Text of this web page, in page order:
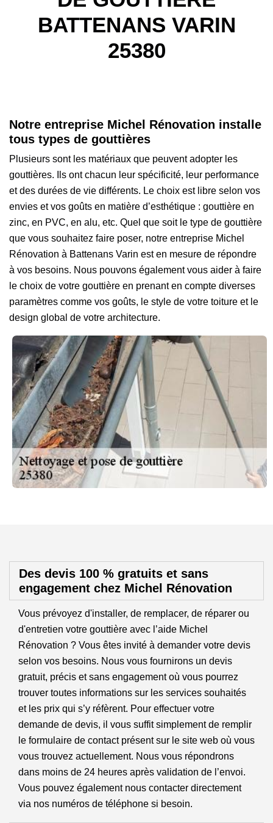
BATTENANS VARIN
25380
Notre entreprise Michel Rénovation installe
tous types de gouttières
Plusieurs sont les matériaux que peuvent adopter les
gouttières. Ils ont chacun leur spécificité, leur performance
et des durées de vie différents. Le choix est libre selon vos
envies et vos goûts en matière d’esthétique : gouttière en
zinc, en PVC, en alu, etc. Quel que soit le type de gouttière
que vous souhaitez faire poser, notre entreprise Michel
Rénovation à Battenans Varin est en mesure de répondre
à vos besoins. Nous pouvons également vous aider à faire
le choix de votre gouttière en prenant en compte diverses
paramètres comme vos goûts, le style de votre toiture et le
design global de votre architecture.
Des devis 100 % gratuits et sans
engagement chez Michel Rénovation
Vous prévoyez d'installer, de remplacer, de réparer ou
d'entretien votre gouttière avec l’aide Michel
Rénovation ? Vous êtes invité à demander votre devis
selon vos besoins. Nous vous fournirons un devis
gratuit, précis et sans engagement où vous pourrez
trouver toutes informations sur les services souhaités
et les prix qui s’y réfèrent. Pour effectuer votre
demande de devis, il vous suffit simplement de remplir
le formulaire de contact présent sur le site web où vous
vous trouvez actuellement. Nous vous répondrons
dans moins de 24 heures après validation de l’envoi.
Vous pouvez également nous contacter directement
via nos numéros de téléphone si besoin.